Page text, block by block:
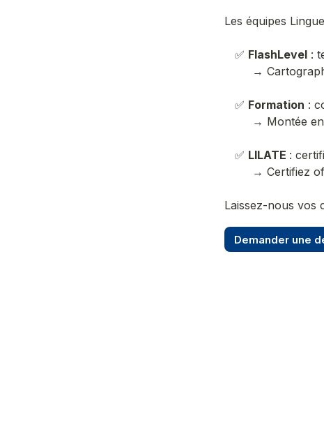
Les équipes
   ✅
FlashLevel :
   ✅
Formation :
   ✅
LILATE :
Laissez-nous vos
Demander une